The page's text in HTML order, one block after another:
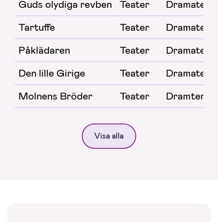
Guds olydiga revben
Teater
Dramaten
Tartuffe
Teater
Dramaten
Påklädaren
Teater
Dramaten
Den lille Girige
Teater
Dramaten
Molnens Bröder
Teater Dramten
Visa alla